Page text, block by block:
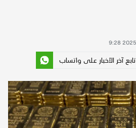
تابع آخر الأخبار على واتساب